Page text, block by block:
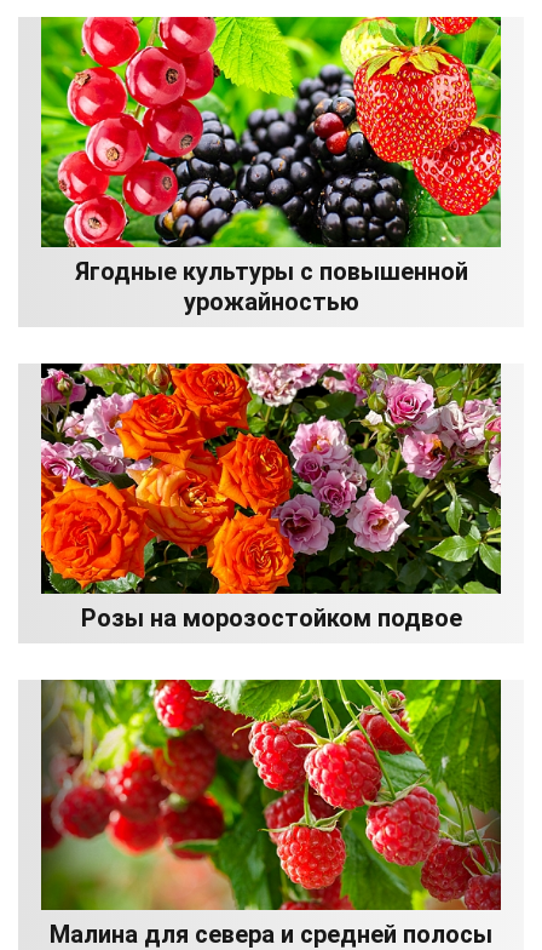
Ягодные культуры с повышенной
урожайностью
Розы на морозостойком подвое
Малина для севера и средней полосы